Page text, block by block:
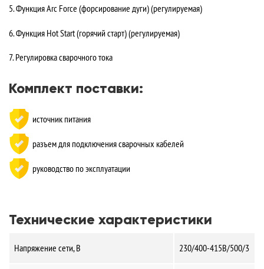
5. Функция Arc Force (форсирование дуги) (регулируемая)
6. Функция Hot Start (горячий старт) (регулируемая)
7. Регулировка сварочного тока
Комплект поставки:
источник питания
разъем для подключения сварочных кабелей
руководство по эксплуатации
Технические характеристики
Напряжение сети, В 230/400-415В/500/3